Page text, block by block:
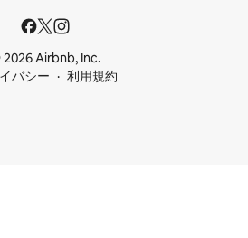
Airbnb, Inc.
バシー
利用規約